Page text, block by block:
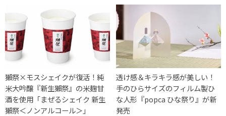
獺祭×モスシェイクが復活！純
米大吟醸『新生獺祭』の米麹甘
酒を使用「まぜるシェイク 新生
獺祭＜ノンアルコール＞」
透け感＆キラキラ感が美しい！
手のひらサイズのフィルム製ひ
な人形『popca ひな祭り』が新
発売